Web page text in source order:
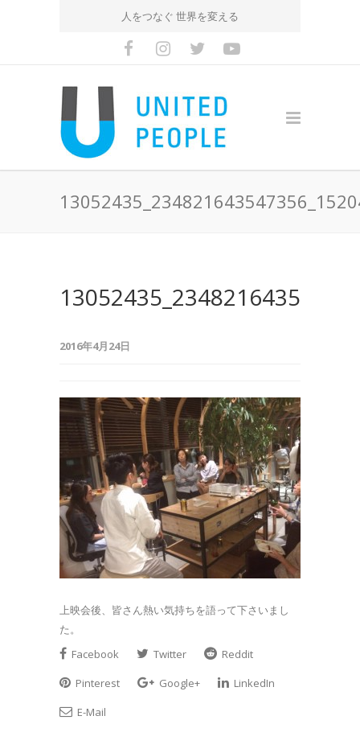
人をつなぐ 世界を変える
2016年4月24日
上映会後、皆さん熱い気持ちを語って下さいまし
た。
Facebook
Twitter
Reddit
Pinterest
Google+
LinkedIn
E-Mail